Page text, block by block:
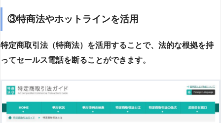
③特商法やホットラインを活用
特定商取引法（特商法）を活用することで、法的な根拠を持
ってセールス電話を断ることができます。